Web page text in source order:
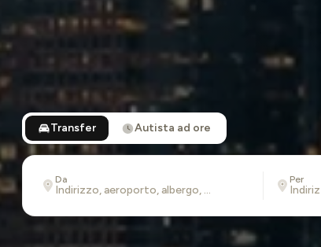
Transfer Autista ad ore
Da Per